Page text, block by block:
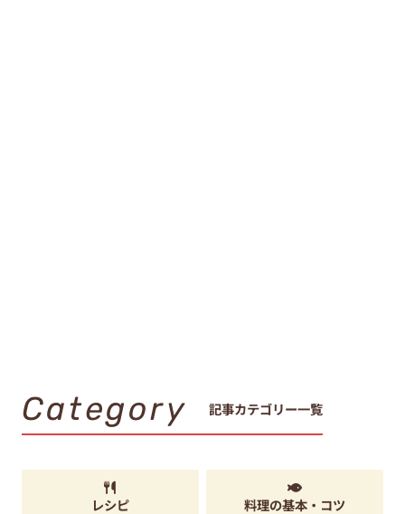
Category 記事カテゴリー一覧
レシピ 料理の基本・コツ